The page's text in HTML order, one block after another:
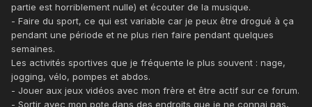
partie est horriblement nulle) et écouter de la musique.
- Faire du sport, ce qui est variable car je peux être drogué à ça
pendant une période et ne plus rien faire pendant quelques
semaines.
Les activités sportives que je fréquente le plus souvent : nage,
jogging, vélo, pompes et abdos.
- Jouer aux jeux vidéos avec mon frère et être actif sur ce forum.
- Sortir avec mon pote dans des endroits que je ne connai pas,